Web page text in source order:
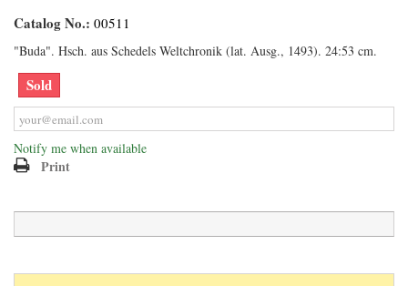
Catalog No.: 00511
"Buda". Hsch. aus Schedels Weltchronik (lat. Ausg., 1493). 24:53 cm.
Sold
Notify me when available
Print